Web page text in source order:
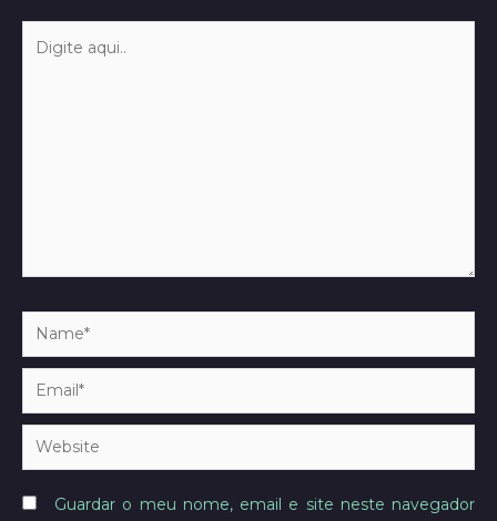
aqui..
Name*
Email*
Website
Guardar o meu nome, email e site neste navegador